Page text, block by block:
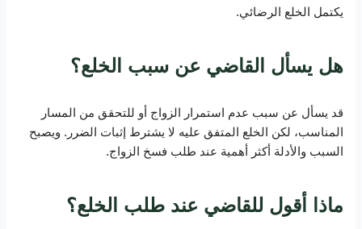
يكتمل الخلع الرضائي.
هل يسأل القاضي عن سبب الخلع؟
قد يسأل عن سبب عدم استمرار الزواج أو للتحقق من المسار
المناسب، لكن الخلع المتفق عليه لا يشترط إثبات الضرر. ويصبح
السبب والأدلة أكثر أهمية عند طلب فسخ الزواج.
ماذا أقول للقاضي عند طلب الخلع؟